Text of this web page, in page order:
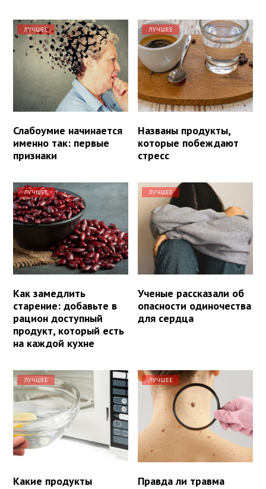
ЛУЧШЕЕ
Слабоумие начинается
именно так: первые
признаки
ЛУЧШЕЕ
Названы продукты,
которые побеждают
стресс
ЛУЧШЕЕ
Как замедлить
старение: добавьте в
рацион доступный
продукт, который есть
на каждой кухне
ЛУЧШЕЕ
Ученые рассказали об
опасности одиночества
для сердца
ЛУЧШЕЕ
Какие продукты
ЛУЧШЕЕ
Правда ли травма